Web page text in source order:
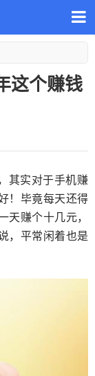
这个赚钱
其实对于手机赚
！毕竟每天还得
天赚个十几元，
，平常闲着也是